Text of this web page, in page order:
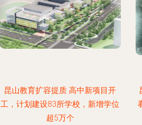
昆山教育扩容提质 高中新项目开
工，计划建设83所学校，新增学位
超5万个